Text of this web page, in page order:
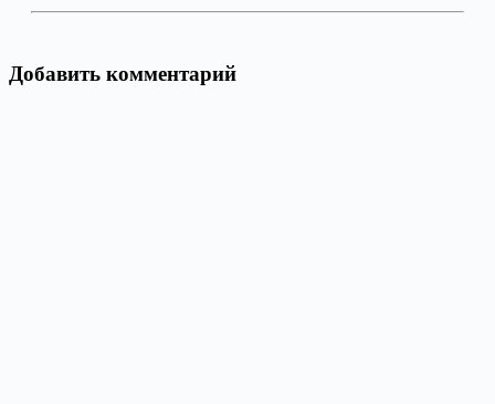
Добавить комментарий